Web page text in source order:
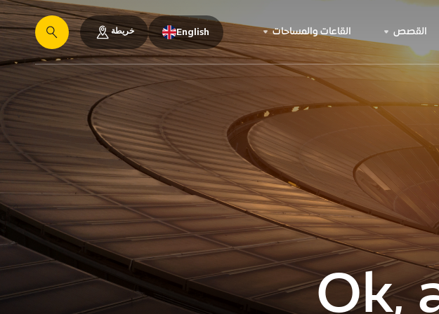
القصص القاعات والمساحات English خريطة
يبحث
Ok,